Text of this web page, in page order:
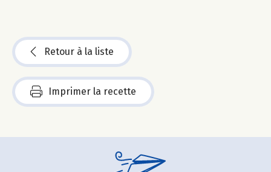
Retour à la liste
Imprimer la recette